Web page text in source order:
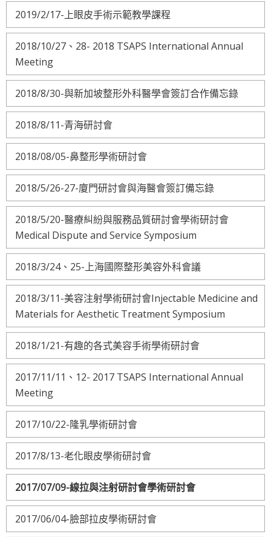
2019/2/17-上眼皮手術示範教學課程
2018/10/27、28- 2018 TSAPS International Annual
Meeting
2018/8/30-與新加坡整形外科醫學會簽訂合作備忘錄
2018/8/11-青海研討會
2018/08/05-鼻整形學術研討會
2018/5/26-27-廈門研討會與海醫會簽訂備忘錄
2018/5/20-醫療糾紛與服務品質研討會學術研討會
Medical Dispute and Service Symposium
2018/3/24、25-上海國際整形美容外科會議
2018/3/11-美容注射學術研討會Injectable Medicine and
Materials for Aesthetic Treatment Symposium
2018/1/21-有趣的各式美容手術學術研討會
2017/11/11、12- 2017 TSAPS International Annual
Meeting
2017/10/22-隆乳學術研討會
2017/8/13-老化眼皮學術研討會
2017/07/09-線拉與注射研討會學術研討會
2017/06/04-臉部拉皮學術研討會